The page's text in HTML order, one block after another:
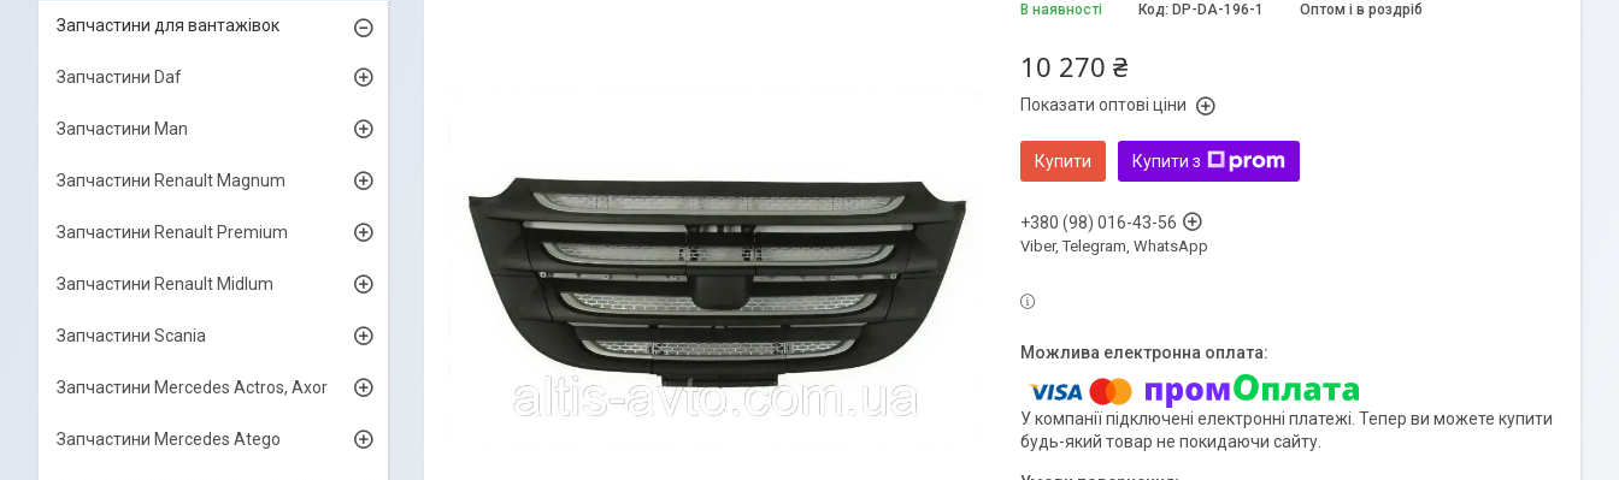
В наявності Оптом і в роздріб
Код: DP-DA-196-1
10 270 ₴
Показати оптові ціни
Купити Купити з
+380 (98) 016-43-56
Viber, Telegram, WhatsApp
У компанії підключені електронні платежі. Тепер ви можете купити
будь-який товар не покидаючи сайту.
Запчастини для вантажівок
Запчастини Daf
Запчастини Man
Запчастини Renault Magnum
Запчастини Renault Premium
Запчастини Renault Midlum
Запчастини Scania
Запчастини Mercedes Actros, Axor
Запчастини Mercedes Atego